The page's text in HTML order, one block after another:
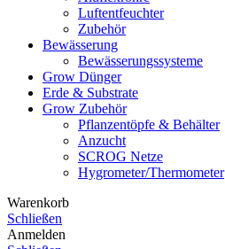
Luftentfeuchter
Zubehör
Bewässerung
Bewässerungssysteme
Grow Dünger
Erde & Substrate
Grow Zubehör
Pflanzentöpfe & Behälter
Anzucht
SCROG Netze
Hygrometer/Thermometer
Warenkorb
Schließen
Anmelden